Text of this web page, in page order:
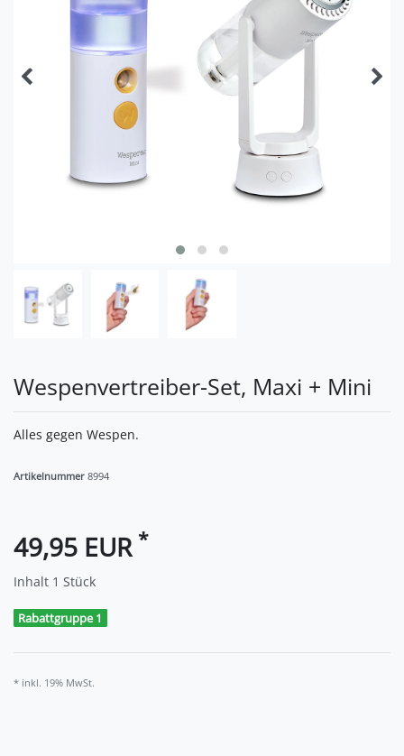
Wespenvertreiber-Set, Maxi + Mini
Alles gegen Wespen.
Artikelnummer 8994
49,95 EUR *
Inhalt 1 Stück
Rabattgruppe 1
* inkl. 19% MwSt.